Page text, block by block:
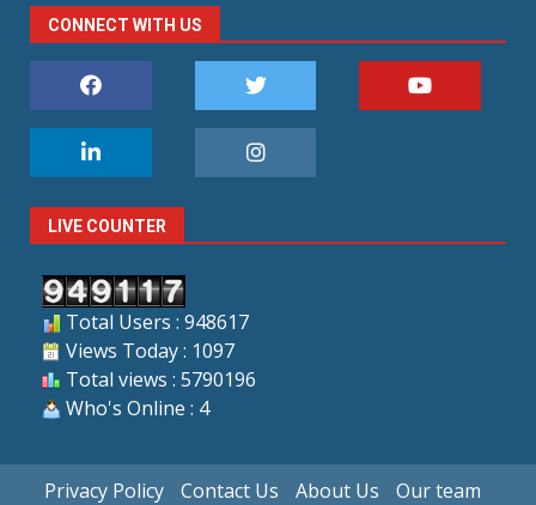
CONNECT WITH US
LIVE COUNTER
Total Users : 948617
Views Today : 1097
Total views : 5790196
Who's Online : 4
Privacy Policy Contact Us About Us Our team